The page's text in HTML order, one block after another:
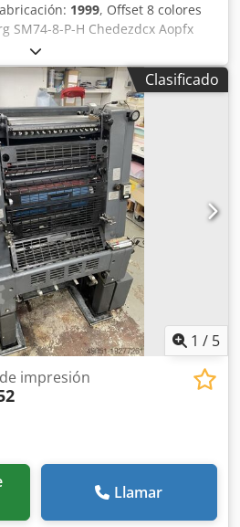
1999, Offset 8 colores
SM74-8-P-H Chedezdcx Aopfx
1999 Número de impresiones
la máquina - CP 2000 Marcador -
marcador de cintas aspiradoras
- Placa de acero en el marcador
de cuerpos de
retiración: 8/0, 4/4 - AutoPlate -
- Equipo de lavado automático
automático de mantillas -
de cilindros impresores -
y refrigeración:
normal - Dispositivo de polvos
Clasificado
1 / 5
impresión
Llamar